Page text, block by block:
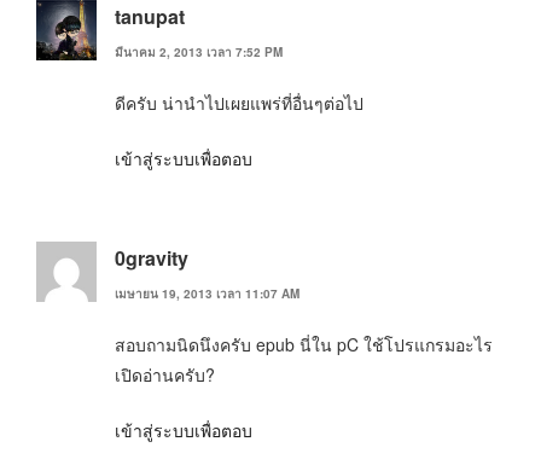
tanupat
มีนาคม 2, 2013 เวลา 7:52 PM
ดีครับ น่านำไปเผยแพร่ที่อื่นๆต่อไป
เข้าสู่ระบบเพื่อตอบ
0gravity
เมษายน 19, 2013 เวลา 11:07 AM
สอบถามนิดนึงครับ epub นี่ใน pC ใช้โปรแกรมอะไร
เปิดอ่านครับ?
เข้าสู่ระบบเพื่อตอบ